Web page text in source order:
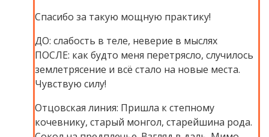
Спасибо за такую мощную практику!
ДО: слабость в теле, неверие в мыслях
ПОСЛЕ: как будто меня перетрясло, случилось
землетрясение и всё стало на новые места.
Чувствую силу!
Отцовская линия: Пришла к степному
кочевнику, старый монгол, старейшина рода.